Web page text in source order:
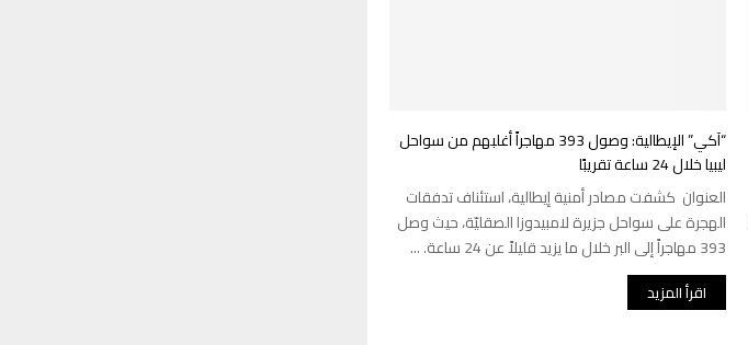
“آكي” الإيطالية: وصول 393 مهاجراً أغلبهم من سواحل
ليبيا خلال 24 ساعة تقريبًا
العنوان كشفت مصادر أمنية إيطالية، استئناف تدفقات
الهجرة على سواحل جزيرة لامبيدوزا الصقليّة، حيث وصل
393 مهاجراً إلى البر خلال ما يزيد قليلاً عن 24 ساعة. ...
اقرأ المزيد